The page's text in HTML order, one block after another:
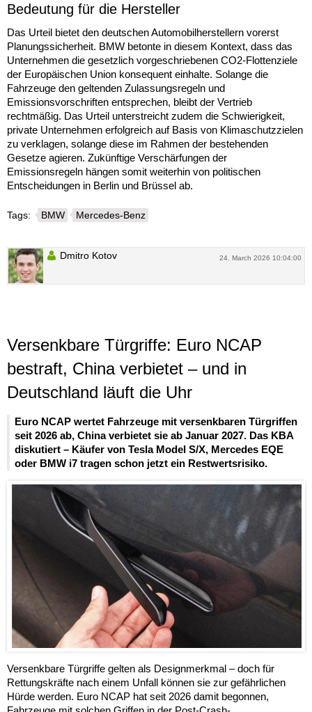
Bedeutung für die Hersteller
Das Urteil bietet den deutschen Automobilherstellern vorerst
Planungssicherheit. BMW betonte in diesem Kontext, dass das
Unternehmen die gesetzlich vorgeschriebenen CO2-Flottenziele
der Europäischen Union konsequent einhalte. Solange die
Fahrzeuge den geltenden Zulassungsregeln und
Emissionsvorschriften entsprechen, bleibt der Vertrieb
rechtmäßig. Das Urteil unterstreicht zudem die Schwierigkeit,
private Unternehmen erfolgreich auf Basis von Klimaschutzzielen
zu verklagen, solange diese im Rahmen der bestehenden
Gesetze agieren. Zukünftige Verschärfungen der
Emissionsregeln hängen somit weiterhin von politischen
Entscheidungen in Berlin und Brüssel ab.
Tags: BMW Mercedes-Benz
24. March 2026 10:04:00
Dmitro Kotov
Versenkbare Türgriffe: Euro NCAP
bestraft, China verbietet – und in
Deutschland läuft die Uhr
Euro NCAP wertet Fahrzeuge mit versenkbaren Türgriffen
seit 2026 ab, China verbietet sie ab Januar 2027. Das KBA
diskutiert – Käufer von Tesla Model S/X, Mercedes EQE
oder BMW i7 tragen schon jetzt ein Restwertsrisiko.
Versenkbare Türgriffe gelten als Designmerkmal – doch für
Rettungskräfte nach einem Unfall können sie zur gefährlichen
Hürde werden. Euro NCAP hat seit 2026 damit begonnen,